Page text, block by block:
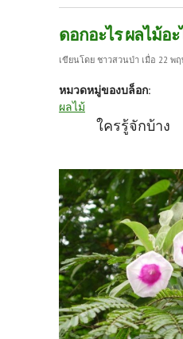
ดอกอะไร ผลไม้อะ
เขียนโดย ชาวสวนป่า เมื่อ 22 พฤ
หมวดหมู่ของบล็อก:
ผลไม้
ใครรู้จักบ้าง